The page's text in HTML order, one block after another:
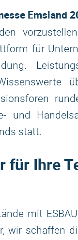
Emsland
für
und
statt.
für Ihre
mit
wir schaffen